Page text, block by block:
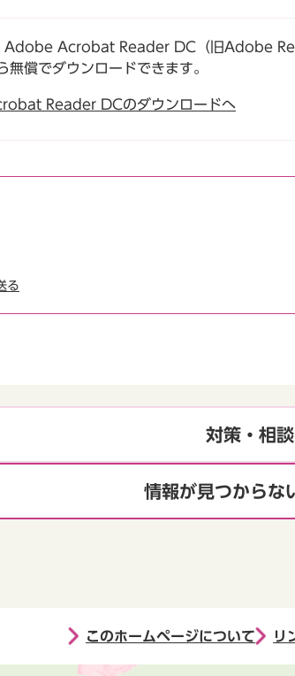
Adobe Acrobat Reader DC（旧Adobe
償でダウンロードできます。
Reader DCのダウンロードへ
る
対策・相談
情報が見つからな
このホームページについて リ